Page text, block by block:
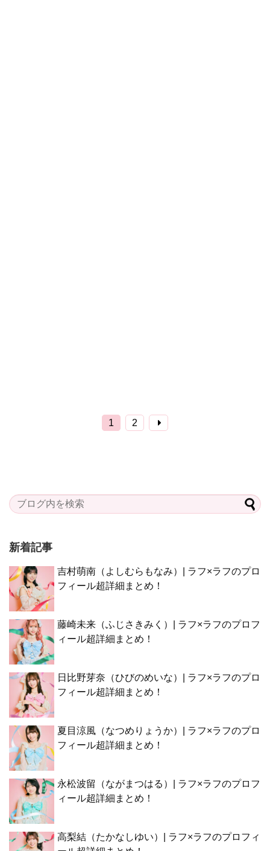
1 2
新着記事
吉村萌南（よしむらもなみ）| ラフ×ラフのプロ
フィール超詳細まとめ！
藤崎未来（ふじさきみく）| ラフ×ラフのプロフ
ィール超詳細まとめ！
日比野芽奈（ひびのめいな）| ラフ×ラフのプロ
フィール超詳細まとめ！
夏目涼風（なつめりょうか）| ラフ×ラフのプロ
フィール超詳細まとめ！
永松波留（ながまつはる）| ラフ×ラフのプロフ
ィール超詳細まとめ！
高梨結（たかなしゆい）| ラフ×ラフのプロフィ